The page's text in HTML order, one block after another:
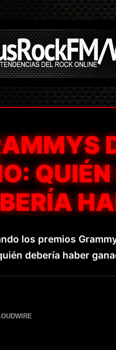
los premios
debería haber